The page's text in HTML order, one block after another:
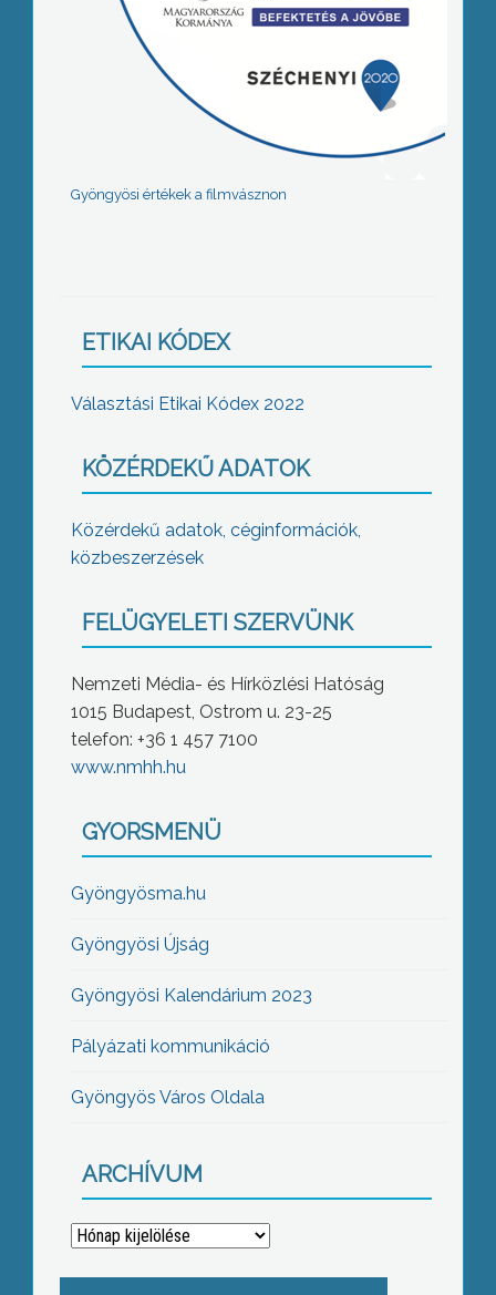
Gyöngyösi értékek a filmvásznon
ETIKAI KÓDEX
Választási Etikai Kódex 2022
KÖZÉRDEKŰ ADATOK
Közérdekű adatok, céginformációk,
közbeszerzések
FELÜGYELETI SZERVÜNK
Nemzeti Média- és Hírközlési Hatóság
1015 Budapest, Ostrom u. 23-25
telefon: +36 1 457 7100
www.nmhh.hu
GYORSMENÜ
Gyöngyösma.hu
Gyöngyösi Újság
Gyöngyösi Kalendárium 2023
Pályázati kommunikáció
Gyöngyös Város Oldala
ARCHÍVUM
Archívum